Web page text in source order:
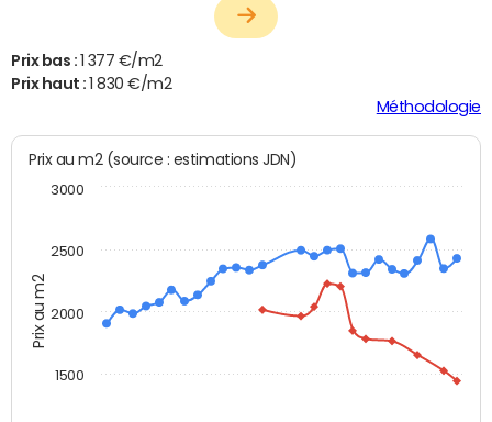
Prix bas : 1 377 €/m2
Prix haut :1 830 €/m2
Méthodologie
Prix au m2
Prix au m2 (source : estimations JDN)
1500
2000
2500
3000